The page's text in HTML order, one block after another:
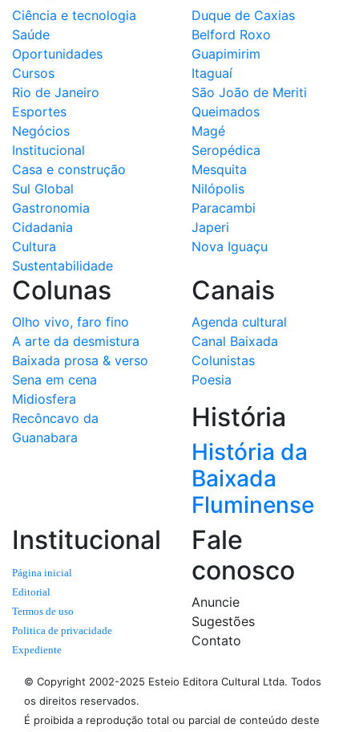
Ciência e tecnologia
Saúde
Oportunidades
Cursos
Rio de Janeiro
Esportes
Negócios
Institucional
Casa e construção
Sul Global
Gastronomia
Cidadania
Cultura
Sustentabilidade
Duque de Caxias
Belford Roxo
Guapimirim
Itaguaí
São João de Meriti
Queimados
Magé
Seropédica
Mesquita
Nilópolis
Paracambi
Japeri
Nova Iguaçu
Colunas
Olho vivo, faro fino
A arte da desmistura
Baixada prosa & verso
Sena em cena
Midiosfera
Recôncavo da
Guanabara
Canais
Agenda cultural
Canal Baixada
Colunistas
Poesia
História
História da
Baixada
Fluminense
Institucional
Página inicial
Editorial
Termos de uso
Politica de privacidade
Expediente
Fale
conosco
Anuncie
Sugestões
Contato
© Copyright 2002-2025 Esteio Editora Cultural Ltda. Todos
os direitos reservados.
É proibida a reprodução total ou parcial de conteúdo deste